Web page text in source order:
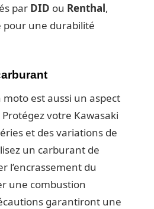
par DID ou Renthal,
pour une durabilité
moto est aussi un aspect
votre Kawasaki
et des variations de
un carburant de
l’encrassement du
une combustion
garantiront une